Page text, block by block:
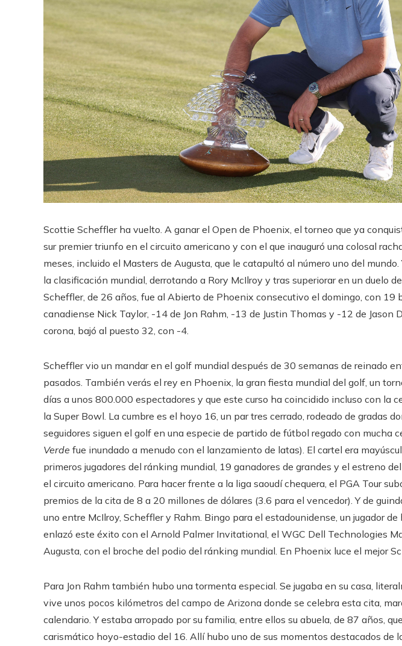
Scottie Scheffler ha vuelto. A ganar el Open de Phoenix, el torneo que ya
sur premier triunfo en el circuito americano y con el que inauguró una colosal
meses, incluido el Masters de Augusta, que le catapultó al número uno del
la clasificación mundial, derrotando a Rory McIlroy y tras superiorar en un duelo
Scheffler, de 26 años, fue al Abierto de Phoenix consecutivo el domingo, con 19
canadiense Nick Taylor, -14 de Jon Rahm, -13 de Justin Thomas y -12 de Jason
corona, bajó al puesto 32, con -4.
Scheffler vio un mandar en el golf mundial después de 30 semanas de reinado
pasados. También verás el rey en Phoenix, la gran fiesta mundial del golf, un
días a unos 800.000 espectadores y que este curso ha coincidido incluso con la
la Super Bowl. La cumbre es el hoyo 16, un par tres cerrado, rodeado de gradas
seguidores siguen el golf en una especie de partido de fútbol regado con mucha
Verde fue inundado a menudo con el lanzamiento de latas). El cartel era
primeros jugadores del ránking mundial, 19 ganadores de grandes y el estreno
el circuito americano. Para hacer frente a la liga saoudí chequera, el PGA Tour
premios de la cita de 8 a 20 millones de dólares (3.6 para el vencedor). Y de
uno entre McIlroy, Scheffler y Rahm. Bingo para el estadounidense, un jugador
enlazó este éxito con el Arnold Palmer Invitational, el WGC Dell Technologies
Augusta, con el broche del podio del ránking mundial. En Phoenix luce el mejor
Para Jon Rahm también hubo una tormenta especial. Se jugaba en su casa,
vive unos pocos kilómetros del campo de Arizona donde se celebra esta cita,
calendario. Y estaba arropado por su familia, entre ellos su abuela, de 87 años,
carismático hoyo-estadio del 16. Allí hubo uno de sus momentos destacados de